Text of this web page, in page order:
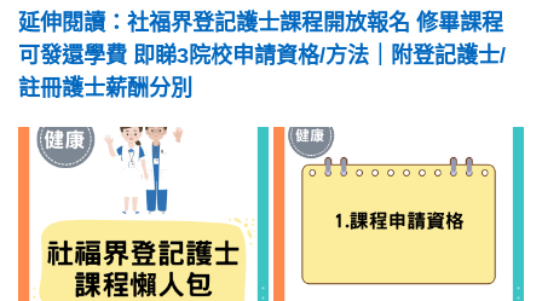
延伸閱讀：社福界登記護士課程開放報名 修畢課程
可發還學費 即睇3院校申請資格/方法｜附登記護士/
註冊護士薪酬分別